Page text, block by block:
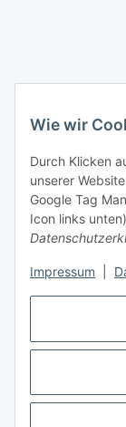
Wie wir
Durch Klicken
unserer
Google Tag
Icon links
Impressum